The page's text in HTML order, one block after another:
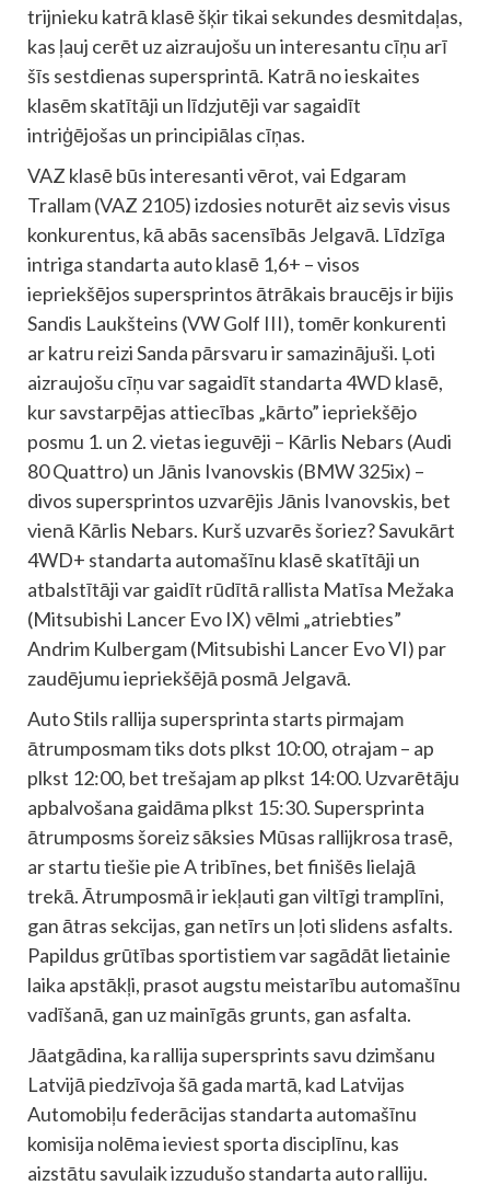
trijnieku katrā klasē šķir tikai sekundes desmitdaļas,
kas ļauj cerēt uz aizraujošu un interesantu cīņu arī
šīs sestdienas supersprintā. Katrā no ieskaites
klasēm skatītāji un līdzjutēji var sagaidīt
intriģējošas un principiālas cīņas.
VAZ klasē būs interesanti vērot, vai Edgaram
Trallam (VAZ 2105) izdosies noturēt aiz sevis visus
konkurentus, kā abās sacensībās Jelgavā. Līdzīga
intriga standarta auto klasē 1,6+ – visos
iepriekšējos supersprintos ātrākais braucējs ir bijis
Sandis Laukšteins (VW Golf III), tomēr konkurenti
ar katru reizi Sanda pārsvaru ir samazinājuši. Ļoti
aizraujošu cīņu var sagaidīt standarta 4WD klasē,
kur savstarpējas attiecības „kārto” iepriekšējo
posmu 1. un 2. vietas ieguvēji – Kārlis Nebars (Audi
80 Quattro) un Jānis Ivanovskis (BMW 325ix) –
divos supersprintos uzvarējis Jānis Ivanovskis, bet
vienā Kārlis Nebars. Kurš uzvarēs šoriez? Savukārt
4WD+ standarta automašīnu klasē skatītāji un
atbalstītāji var gaidīt rūdītā rallista Matīsa Mežaka
(Mitsubishi Lancer Evo IX) vēlmi „atriebties”
Andrim Kulbergam (Mitsubishi Lancer Evo VI) par
zaudējumu iepriekšējā posmā Jelgavā.
Auto Stils rallija supersprinta starts pirmajam
ātrumposmam tiks dots plkst 10:00, otrajam – ap
plkst 12:00, bet trešajam ap plkst 14:00. Uzvarētāju
apbalvošana gaidāma plkst 15:30. Supersprinta
ātrumposms šoreiz sāksies Mūsas rallijkrosa trasē,
ar startu tiešie pie A tribīnes, bet finišēs lielajā
trekā. Ātrumposmā ir iekļauti gan viltīgi tramplīni,
gan ātras sekcijas, gan netīrs un ļoti slidens asfalts.
Papildus grūtības sportistiem var sagādāt lietainie
laika apstākļi, prasot augstu meistarību automašīnu
vadīšanā, gan uz mainīgās grunts, gan asfalta.
Jāatgādina, ka rallija supersprints savu dzimšanu
Latvijā piedzīvoja šā gada martā, kad Latvijas
Automobiļu federācijas standarta automašīnu
komisija nolēma ieviest sporta disciplīnu, kas
aizstātu savulaik izzudušo standarta auto ralliju.